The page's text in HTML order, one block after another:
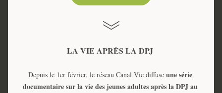
LA VIE APRÈS LA DPJ
Depuis le 1er février, le réseau Canal Vie diffuse une série
documentaire sur la vie des jeunes adultes après la DPJ au